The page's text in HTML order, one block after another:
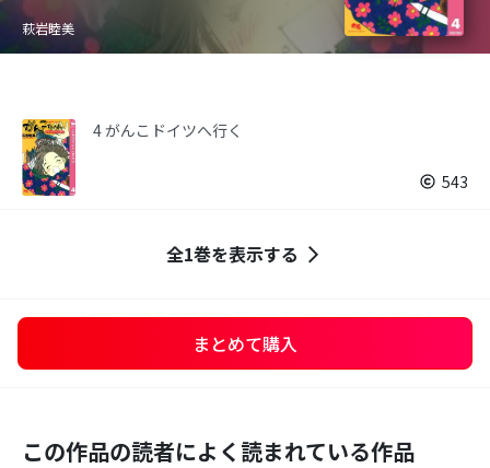
萩岩睦美
4 がんこドイツへ行く
543
全1巻を表示する
まとめて購入
この作品の読者によく読まれている作品